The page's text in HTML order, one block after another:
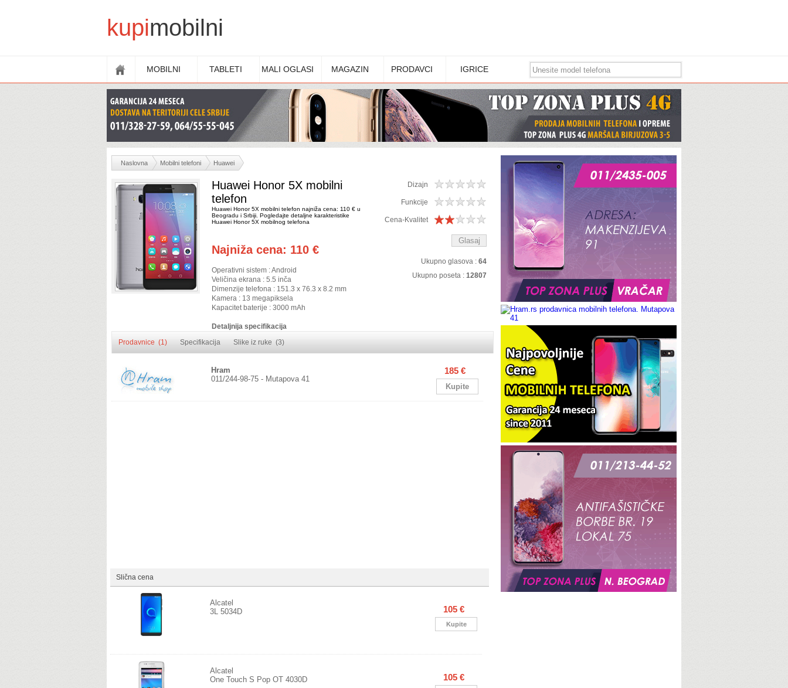
kupimobilni
MOBILNI TABLETI MALI OGLASI MAGAZIN PRODAVCI IGRICE
Naslovna Mobilni telefoni Huawei
Huawei Honor 5X mobilni
telefon
Huawei Honor 5X mobilni telefon najniža cena: 110 € u
Beogradu i Srbiji. Pogledajte detaljne karakteristike
Huawei Honor 5X mobilnog telefona
Najniža cena: 110 €
Operativni sistem : Android
Veličina ekrana : 5.5 inča
Dimenzije telefona : 151.3 x 76.3 x 8.2 mm
Kamera : 13 megapiksela
Kapacitet baterije : 3000 mAh
Detaljnija specifikacija
Dizajn
Funkcije
Cena-Kvalitet
Ukupno glasova : 64
Ukupno poseta : 12807
Prodavnice (1) Specifikacija Slike iz ruke (3)
Hram
011/244-98-75 - Mutapova 41
185 €
Kupite
Slična cena
Alcatel
3L 5034D
105 €
Kupite
Alcatel
One Touch S Pop OT 4030D
105 €